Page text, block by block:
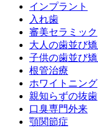
インプラント
入れ歯
審美セラミック
大人の歯並び
子供の歯並び
根管治療
ホワイトニング
親知らずの抜歯
口臭専門外来
顎関節症